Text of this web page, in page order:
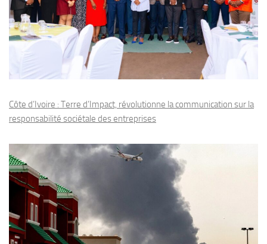
Côte d’Ivoire : Terre d’Impact, révolutionne la communication sur la
responsabilité sociétale des entreprises